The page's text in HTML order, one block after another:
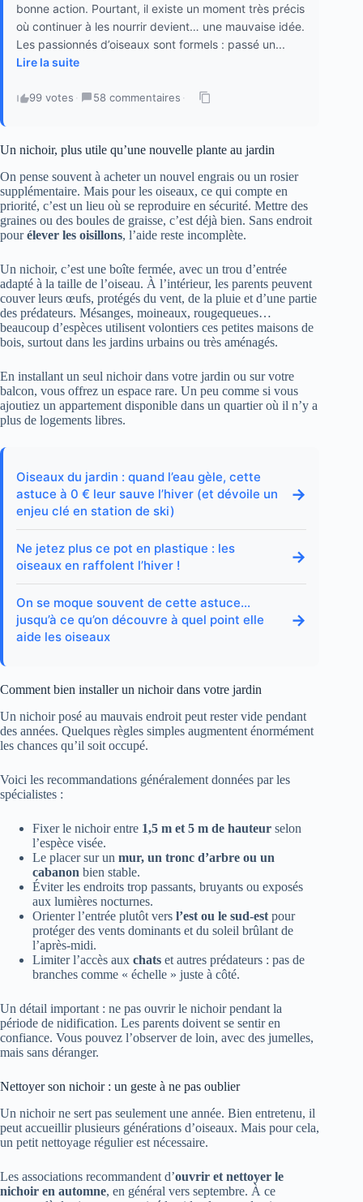
bonne action. Pourtant, il existe un moment très précis
où continuer à les nourrir devient… une mauvaise idée.
Les passionnés d’oiseaux sont formels : passé un...
Lire la suite
99 votes · 58 commentaires ·
Un nichoir, plus utile qu’une nouvelle plante au jardin
On pense souvent à acheter un nouvel engrais ou un rosier
supplémentaire. Mais pour les oiseaux, ce qui compte en
priorité, c’est un lieu où se reproduire en sécurité. Mettre des
graines ou des boules de graisse, c’est déjà bien. Sans endroit
pourélever les oisillons, l’aide reste incomplète.
Un nichoir, c’est une boîte fermée, avec un trou d’entrée
adapté à la taille de l’oiseau. À l’intérieur, les parents peuvent
couver leurs œufs, protégés du vent, de la pluie et d’une partie
des prédateurs. Mésanges, moineaux, rougequeues…
beaucoup d’espèces utilisent volontiers ces petites maisons de
bois, surtout dans les jardins urbains ou très aménagés.
En installant un seul nichoir dans votre jardin ou sur votre
balcon, vous offrez un espace rare. Un peu comme si vous
ajoutiez un appartement disponible dans un quartier où il n’y a
plus de logements libres.
Oiseaux du jardin : quand l’eau gèle, cette
astuce à 0 € leur sauve l’hiver (et dévoile un
enjeu clé en station de ski)
→
Ne jetez plus ce pot en plastique : les
oiseaux en raffolent l’hiver !
→
On se moque souvent de cette astuce…
jusqu’à ce qu’on découvre à quel point elle
aide les oiseaux
→
Comment bien installer un nichoir dans votre jardin
Un nichoir posé au mauvais endroit peut rester vide pendant
des années. Quelques règles simples augmentent énormément
les chances qu’il soit occupé.
Voici les recommandations généralement données par les
spécialistes :
Fixer le nichoir entre 1,5 m et 5 m de hauteur selon
l’espèce visée.
Le placer sur un mur, un tronc d’arbre ou un
cabanon bien stable.
Éviter les endroits trop passants, bruyants ou exposés
aux lumières nocturnes.
Orienter l’entrée plutôt vers l’est ou le sud-est pour
protéger des vents dominants et du soleil brûlant de
l’après-midi.
Limiter l’accès aux chats et autres prédateurs : pas de
branches comme « échelle » juste à côté.
Un détail important : ne pas ouvrir le nichoir pendant la
période de nidification. Les parents doivent se sentir en
confiance. Vous pouvez l’observer de loin, avec des jumelles,
mais sans déranger.
Nettoyer son nichoir : un geste à ne pas oublier
Un nichoir ne sert pas seulement une année. Bien entretenu, il
peut accueillir plusieurs générations d’oiseaux. Mais pour cela,
un petit nettoyage régulier est nécessaire.
Les associations recommandent d’ouvrir et nettoyer le
nichoir en automne, en général vers septembre. À ce